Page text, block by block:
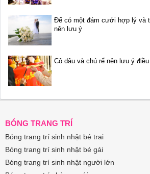
Để có một đám cưới hợp lý và
nên lưu ý
Cô dâu và chú rể nên lưu ý
BÓNG TRANG TRÍ
Bóng trang trí sinh nhật bé trai
Bóng trang trí sinh nhật bé gái
Bóng trang trí sinh nhật người lớn